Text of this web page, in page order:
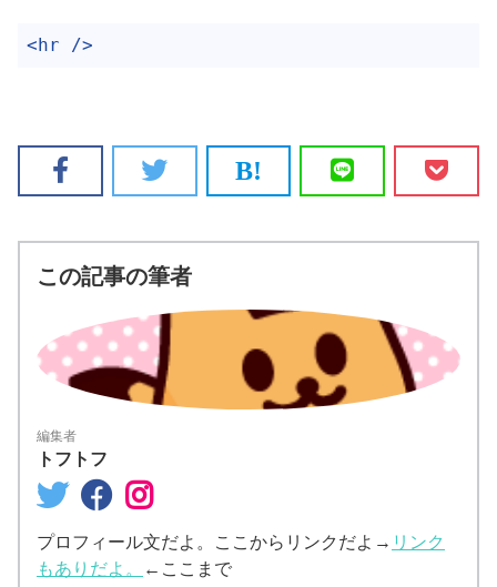
<hr />
この記事の筆者
編集者
トフトフ
プロフィール文だよ。ここからリンクだよ→ リンク
もありだよ。
←ここまで